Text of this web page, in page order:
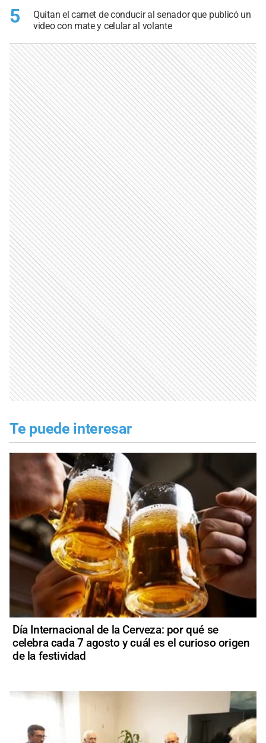
5
Quitan el carnet de conducir al senador que publicó un
video con mate y celular al volante
Te puede interesar
Día Internacional de la Cerveza: por qué se
celebra cada 7 agosto y cuál es el curioso origen
de la festividad